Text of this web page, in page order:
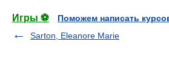
Игры ⚽
Поможем написать
Sarton, Eleanore Marie